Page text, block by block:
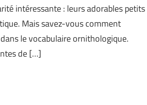
intéressante : leurs adorables petits
Mais savez-vous comment
le vocabulaire ornithologique.
de […]